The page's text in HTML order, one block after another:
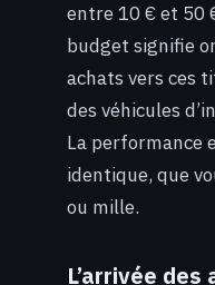
entre 10 € et 50
budget signifie
achats vers ces
des véhicules
La performance
identique, que
ou mille.
L’arrivée